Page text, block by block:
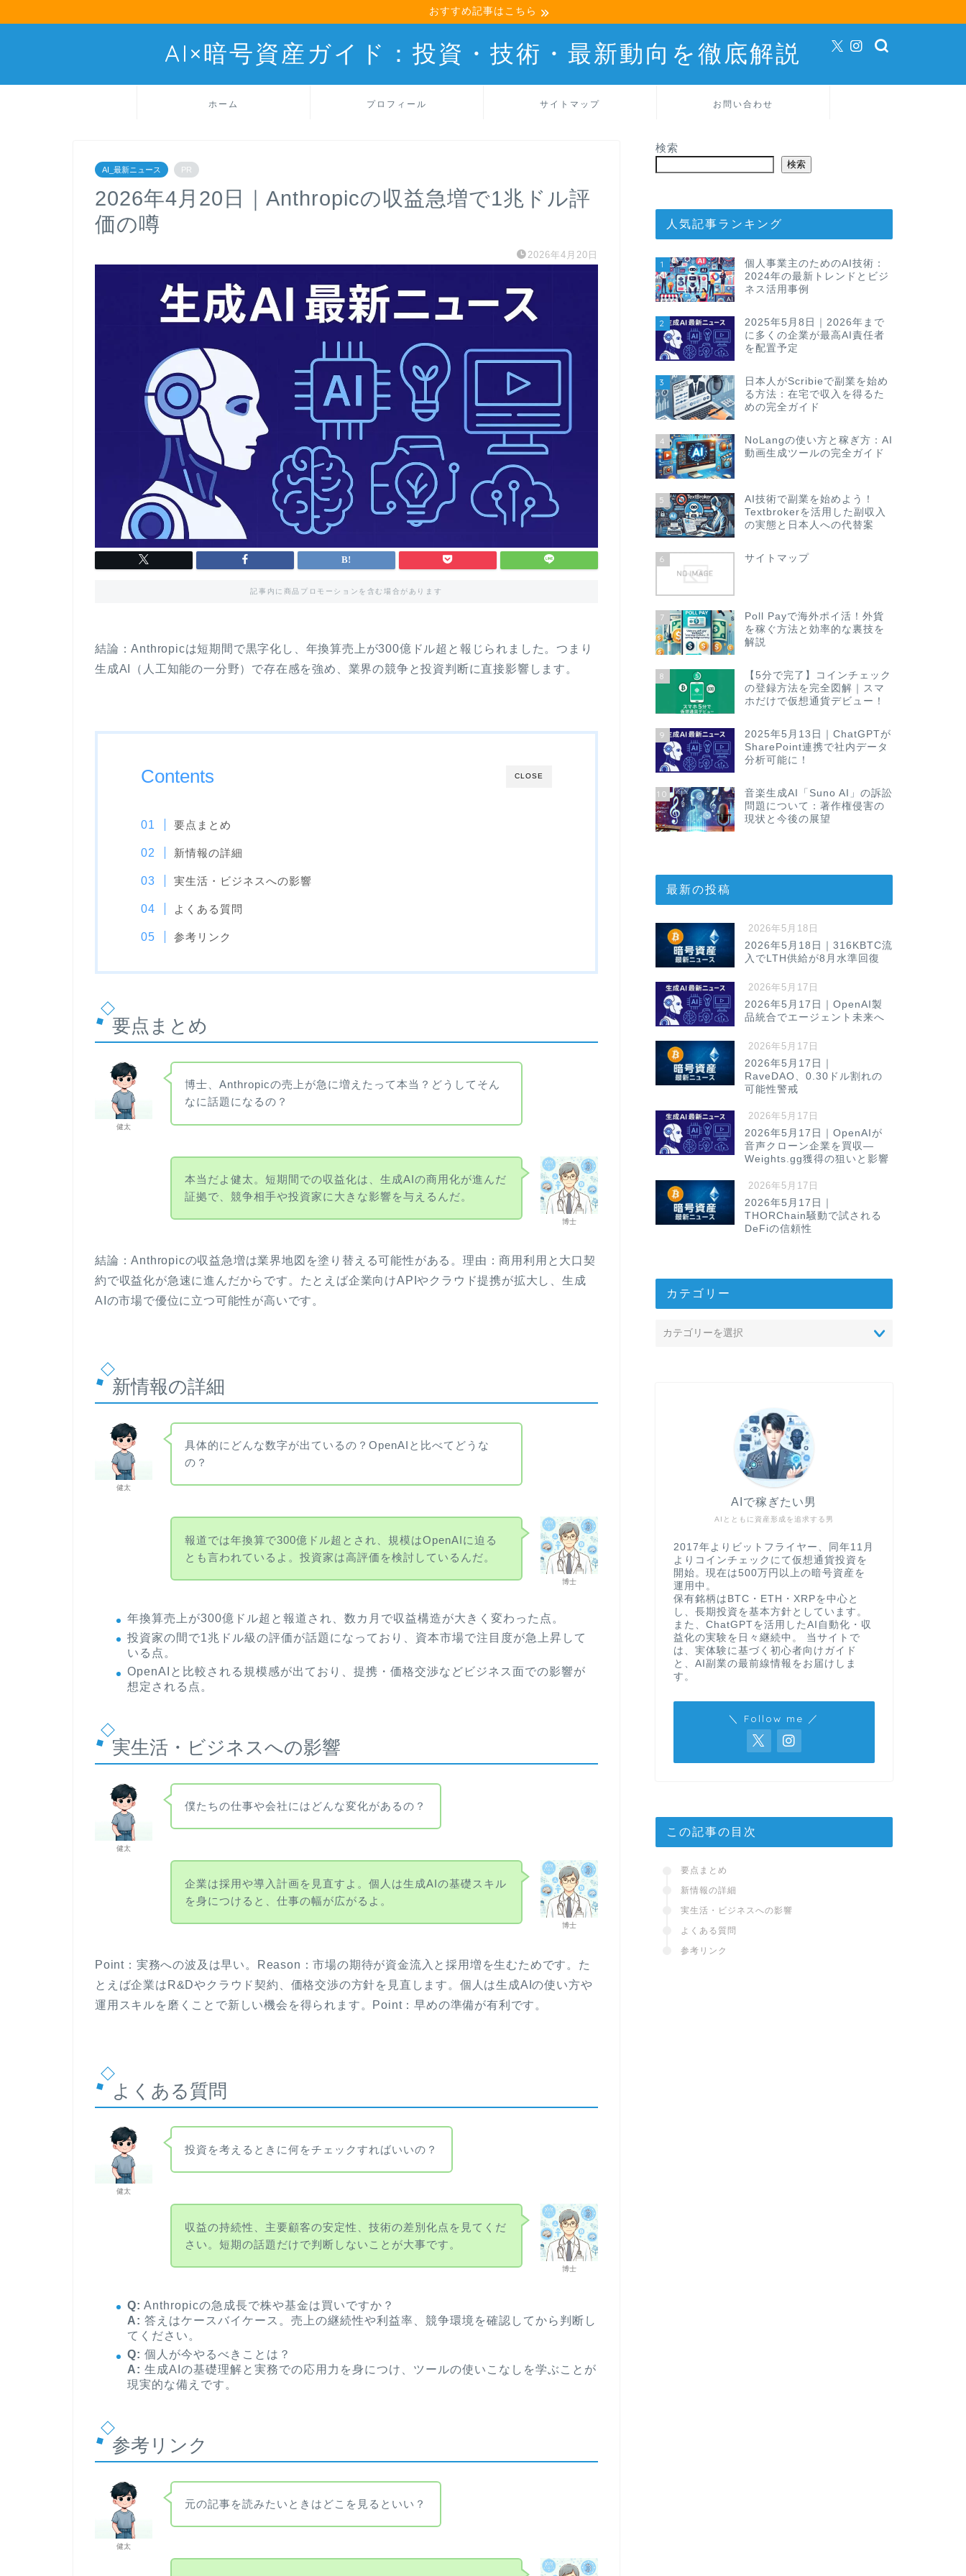
おすすめ記事はこちら
AI×暗号資産ガイド：投資・技術・最新動向を徹底解説
ホーム プロフィール サイトマップ お問い合わせ
AI_最新ニュース PR
2026年4月20日｜Anthropicの収益急増で1兆ドル評
価の噂
2026年4月20日
記事内に商品プロモーションを含む場合があります
結論：Anthropicは短期間で黒字化し、年換算売上が300億ドル超と報じられました。つまり
生成AI（人工知能の一分野）で存在感を強め、業界の競争と投資判断に直接影響します。
CLOSE
Contents
要点まとめ
新情報の詳細
実生活・ビジネスへの影響
よくある質問
参考リンク
要点まとめ
健太
博士、Anthropicの売上が急に増えたって本当？どうしてそん
なに話題になるの？
博士
本当だよ健太。短期間での収益化は、生成AIの商用化が進んだ
証拠で、競争相手や投資家に大きな影響を与えるんだ。
結論：Anthropicの収益急増は業界地図を塗り替える可能性がある。理由：商用利用と大口契
約で収益化が急速に進んだからです。たとえば企業向けAPIやクラウド提携が拡大し、生成
AIの市場で優位に立つ可能性が高いです。
新情報の詳細
健太
具体的にどんな数字が出ているの？OpenAIと比べてどうな
の？
博士
報道では年換算で300億ドル超とされ、規模はOpenAIに迫る
とも言われているよ。投資家は高評価を検討しているんだ。
年換算売上が300億ドル超と報道され、数カ月で収益構造が大きく変わった点。
投資家の間で1兆ドル級の評価が話題になっており、資本市場で注目度が急上昇して
いる点。
OpenAIと比較される規模感が出ており、提携・価格交渉などビジネス面での影響が
想定される点。
実生活・ビジネスへの影響
健太
僕たちの仕事や会社にはどんな変化があるの？
博士
企業は採用や導入計画を見直すよ。個人は生成AIの基礎スキル
を身につけると、仕事の幅が広がるよ。
Point：実務への波及は早い。Reason：市場の期待が資金流入と採用増を生むためです。た
とえば企業はR&Dやクラウド契約、価格交渉の方針を見直します。個人は生成AIの使い方や
運用スキルを磨くことで新しい機会を得られます。Point：早めの準備が有利です。
よくある質問
健太
投資を考えるときに何をチェックすればいいの？
博士
収益の持続性、主要顧客の安定性、技術の差別化点を見てくだ
さい。短期の話題だけで判断しないことが大事です。
Q: Anthropicの急成長で株や基金は買いですか？
A: 答えはケースバイケース。売上の継続性や利益率、競争環境を確認してから判断し
てください。
Q: 個人が今やるべきことは？
A: 生成AIの基礎理解と実務での応用力を身につけ、ツールの使いこなしを学ぶことが
現実的な備えです。
参考リンク
健太
元の記事を読みたいときはどこを見るといい？
検索
検索
人気記事ランキング
1
個人事業主のためのAI技術：
2024年の最新トレンドとビジ
ネス活用事例
2
2025年5月8日｜2026年まで
に多くの企業が最高AI責任者
を配置予定
3
日本人がScribieで副業を始め
る方法：在宅で収入を得るた
めの完全ガイド
4
NoLangの使い方と稼ぎ方：AI
動画生成ツールの完全ガイド
5
AI技術で副業を始めよう！
Textbrokerを活用した副収入
の実態と日本人への代替案
6 サイトマップ
7
Poll Payで海外ポイ活！外貨
を稼ぐ方法と効率的な裏技を
解説
8
【5分で完了】コインチェック
の登録方法を完全図解｜スマ
ホだけで仮想通貨デビュー！
9
2025年5月13日｜ChatGPTが
SharePoint連携で社内データ
分析可能に！
10
音楽生成AI「Suno AI」の訴訟
問題について：著作権侵害の
現状と今後の展望
最新の投稿
2026年5月18日
2026年5月18日｜316KBTC流
入でLTH供給が8月水準回復
2026年5月17日
2026年5月17日｜OpenAI製
品統合でエージェント未来へ
2026年5月17日
2026年5月17日｜
RaveDAO、0.30ドル割れの
可能性警戒
2026年5月17日
2026年5月17日｜OpenAIが
音声クローン企業を買収—
Weights.gg獲得の狙いと影響
2026年5月17日
2026年5月17日｜
THORChain騒動で試される
DeFiの信頼性
カテゴリー
AIとともに資産形成を追求する男
AIで稼ぎたい男
2017年よりビットフライヤー、同年11月
よりコインチェックにて仮想通貨投資を
開始。現在は500万円以上の暗号資産を
運用中。
保有銘柄はBTC・ETH・XRPを中心と
し、長期投資を基本方針としています。
また、ChatGPTを活用したAI自動化・収
益化の実験を日々継続中。 当サイトで
は、実体験に基づく初心者向けガイド
と、AI副業の最前線情報をお届けしま
す。
＼ Follow me ／
この記事の目次
要点まとめ
新情報の詳細
実生活・ビジネスへの影響
よくある質問
参考リンク